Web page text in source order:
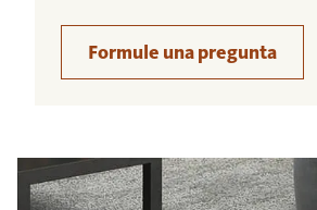
Formule una pregunta